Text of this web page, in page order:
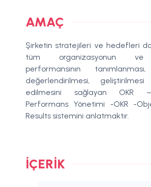
AMAÇ
Şirketin stratejileri ve hedefleri
tüm organizasyonun ve
performansının
değerlendirilmesi,
edilmesini sağlayan OKR
Performans Yönetimi -OKR -
Results sistemini anlatmaktır.
İÇERIK